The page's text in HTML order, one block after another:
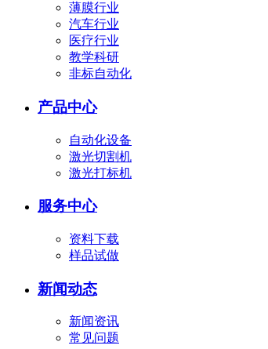
薄膜行业
汽车行业
医疗行业
教学科研
非标自动化
产品中心
自动化设备
激光切割机
激光打标机
服务中心
资料下载
样品试做
新闻动态
新闻资讯
常见问题